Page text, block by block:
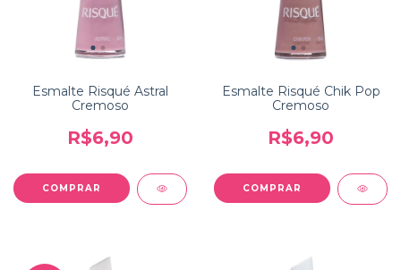
Esmalte Risqué Astral
Cremoso
R$6,90
Esmalte Risqué Chik Pop
Cremoso
R$6,90